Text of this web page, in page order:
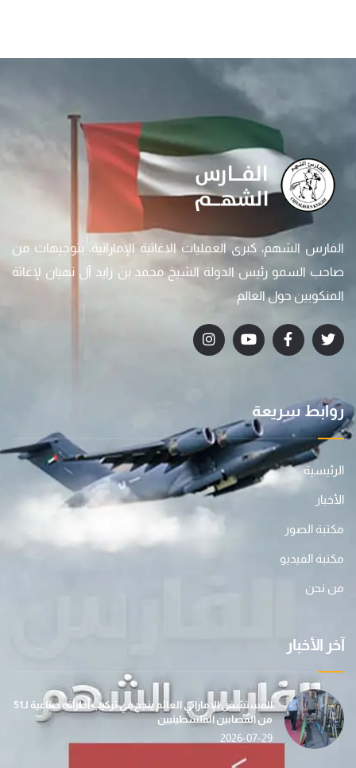
الفارس الشهم، كبرى العمليات الاغاثية الإماراتية، بتوجيهات من
صاحب السمو رئيس الدولة الشيخ محمد بن زايد آل نهيان لإغاثة
المنكوبين حول العالم
روابط سريعة
الرئيسية
الأخبار
مكتبة الصور
مكتبة الفيديو
من نحن
آخر الأخبار
المستشفى الإماراتي العائم ينجح في تركيب أطراف صناعية لـ51
من المصابين الفلسطينيين
2026-07-29